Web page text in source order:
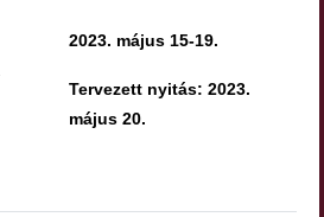
2023. május 15-19.
Tervezett nyitás: 2023.
május 20.